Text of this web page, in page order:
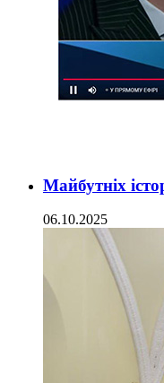
Майбутніх
06.10.2025